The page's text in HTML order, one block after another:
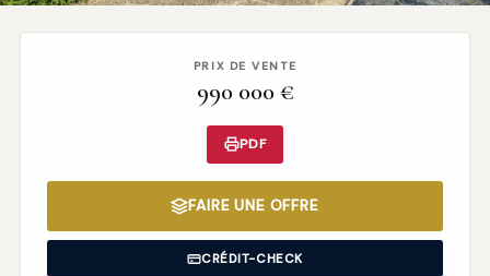
PRIX DE VENTE
990 000 €
PDF
FAIRE UNE OFFRE
CRÉDIT-CHECK